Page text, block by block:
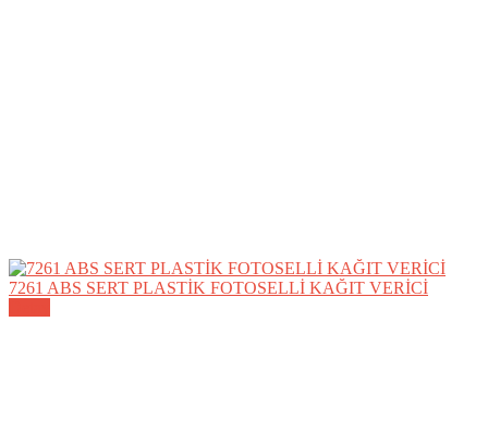
7261 ABS SERT PLASTİK FOTOSELLİ KAĞIT VERİCİ